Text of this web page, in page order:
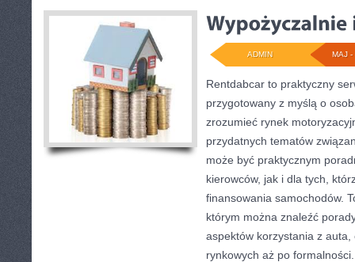
MAJ -
ADMIN
Rentdabcar to praktyczny
przygotowany z myślą o
zrozumieć rynek
przydatnych tematów
może być praktycznym
kierowców, jak i dla tych,
finansowania samochodów.
którym można znaleźć
aspektów korzystania z
rynkowych aż po